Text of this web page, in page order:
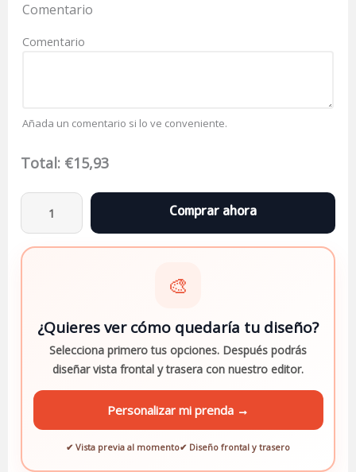
Comentario
Comentario
Añada un comentario si lo ve conveniente.
Total: €15,93
🎨
¿Quieres ver cómo quedaría tu diseño?
Selecciona primero tus opciones. Después podrás
diseñar vista frontal y trasera con nuestro editor.
Personalizar mi prenda →
✔ Vista previa al momento✔ Diseño frontal y trasero